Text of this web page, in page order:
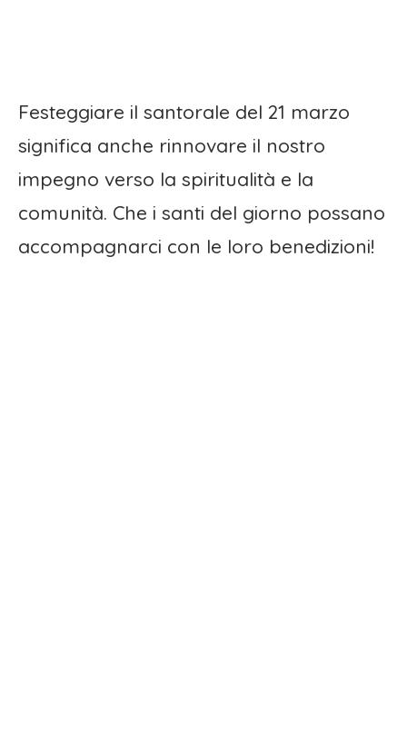
Festeggiare il santorale del 21 marzo
significa anche rinnovare il nostro
impegno verso la spiritualità e la
comunità. Che i santi del giorno possano
accompagnarci con le loro benedizioni!